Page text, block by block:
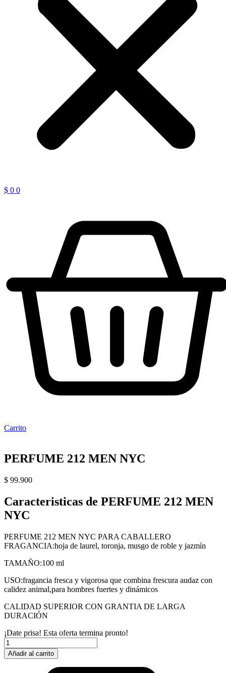
$ 0 0
Carrito
PERFUME 212 MEN NYC
$ 99.900
Caracteristicas de PERFUME 212 MEN
NYC
PERFUME 212 MEN NYC PARA CABALLERO
FRAGANCIA:hoja de laurel, toronja, musgo de roble y jazmín
TAMAÑO:100 ml
USO:fragancia fresca y vigorosa que combina frescura audaz con
calidez animal,para hombres fuertes y dinámicos
CALIDAD SUPERIOR CON GRANTIA DE LARGA
DURACIÓN
¡Date prisa! Esta oferta termina pronto!
PERFUME
212
MEN
Añadir al carrito